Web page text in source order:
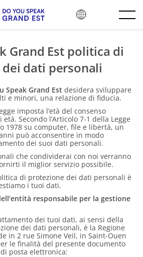
Grand Est politica di
dati personali
Speak Grand Est desidera sviluppare
e minori, una relazione di fiducia.
imposta l’età del consenso
Secondo l’Articolo 7-1 della Legge
1978 su computer, file e libertà, un
può acconsentire in modo
dei suoi dati personali.
che condividerai con noi verranno
il miglior servizio possibile.
di protezione dei dati personali è
i tuoi dati.
responsabile per la gestione
dei tuoi dati, ai sensi della
dei dati personali, è la Regione
in 2 rue Simone Veil, in Saint-Ouen
le finalità del presente documento
posta elettronica: